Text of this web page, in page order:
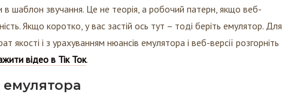
в шаблон звучання. Це не теорія, а робочий патерн, якщо веб-
Якщо коротко, у вас застій ось тут – тоді беріть емулятор. Для
якості і з урахуванням нюансів емулятора і веб-версії розгорніть
відео в Тік Ток.